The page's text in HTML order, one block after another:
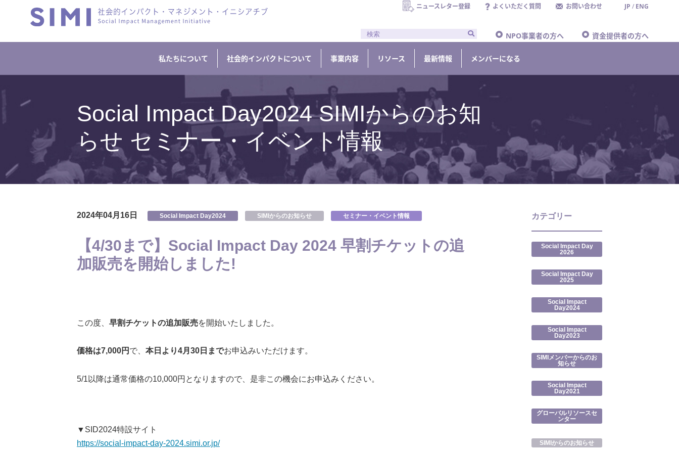
ニュースレター登録 よくいただく質問 お問い合わせ JP / ENG
NPO事業者の方へ 資金提供者の方へ
私たちについて 社会的インパクトについて 事業内容 リソース 最新情報 メンバーになる
Social Impact Day2024 SIMIからのお知
らせ セミナー・イベント情報
2024年04月16日 Social Impact Day2024 SIMIからのお知らせ セミナー・イベント情報
【4/30まで】Social Impact Day 2024 早割チケットの追
加販売を開始しました!
この度、 早割チケットの追加販売を開始いたしました。
価格は7,000円 で、 本日より4月30日までお申込みいただけます。
5/1以降は通常価格の10,000円となりますので、是非この機会にお申込みください。
▼SID2024特設サイト
https://social-impact-day-2024.simi.or.jp/
カテゴリー
Social Impact Day
2026
Social Impact Day
2025
Social Impact
Day2024
Social Impact
Day2023
SIMIメンバーからのお
知らせ
Social Impact
Day2021
グローバルリソースセ
ンター
SIMIからのお知らせ